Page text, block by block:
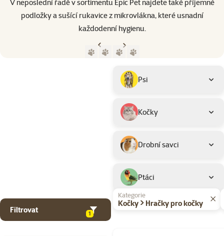
V neposlední řadě v sortimentu Epic Pet najdete také příjemné
podložky a sušící rukavice z mikrovlákna, které usnadní
každodenní hygienu.
Předchozí stranaNásledující strana
Podkategorie
Psi
Kočky
Drobní savci
Ptáci
Filtrovat 1
Kategorie
Kočky > Hračky pro kočky